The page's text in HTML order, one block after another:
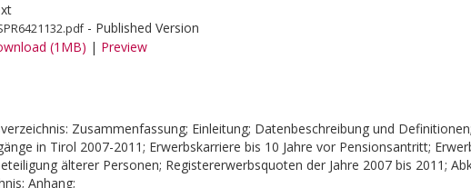
- Published Version
(1MB) | Preview
Zusammenfassung; Einleitung; Datenbeschreibung und
in Tirol 2007-2011; Erwerbskarriere bis 10 Jahre vor Pensionsantritt;
älterer Personen; Registererwerbsquoten der Jahre 2007 bis 2011;
Anhang;